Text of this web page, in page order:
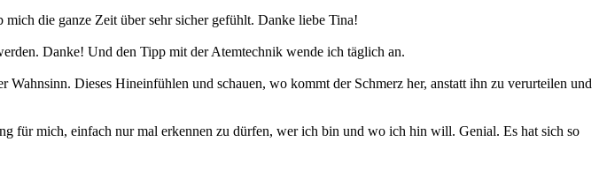
die ganze Zeit über sehr sicher gefühlt. Danke liebe Tina!
Danke! Und den Tipp mit der Atemtechnik wende ich täglich an.
Dieses Hineinfühlen und schauen, wo kommt der Schmerz her, anstatt ihn zu verurteilen und
für mich, einfach nur mal erkennen zu dürfen, wer ich bin und wo ich hin will. Genial. Es hat sich so